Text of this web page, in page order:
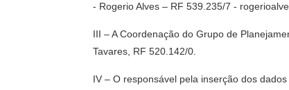
- Rogerio Alves – RF 539.235/7 -
III – A Coordenação do Grupo de
Tavares, RF 520.142/0.
IV – O responsável pela inserção dos